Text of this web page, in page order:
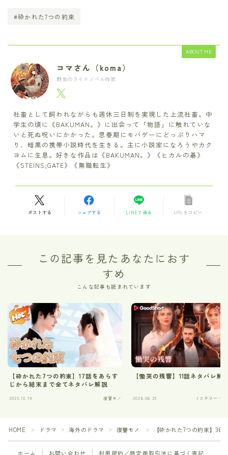
#砕かれた7つの約束
ABOUT ME
コマさん（koma）
野生のライトノベル作家
社畜として飼われながらも週休三日制を実現した上流社畜。中
学生の頃に《BAKUMAN。》に出会って「物語」に触れていな
いと死ぬ呪いにかかった。思春期にモバゲーにどっぷりハマ
り、暗黒の携帯小説時代を生きる。主に小説家になろうやカク
ヨムに生息。好きな作品は《BAKUMAN。》《ヒカルの碁》
《STEINS;GATE》《無職転生》
ポストする シェアする LINEで送る URLをコピー
この記事を見たあなたにおす
すめ
こんな記事も読まれています
【砕かれた7つの約束】17話をあらす
じから結末まで全てネタバレ解説
2025.10.19 復讐モノ
【慟哭の残響】11話ネタバレ解
2026.06.25 ミステリー・
HOME ＞ ドラマ ＞ 海外のドラマ ＞ 復讐モノ ＞ 【砕かれた7つの約束】36
ホーム お問い合わせ 利用規約／特定商取引法に基づく表記